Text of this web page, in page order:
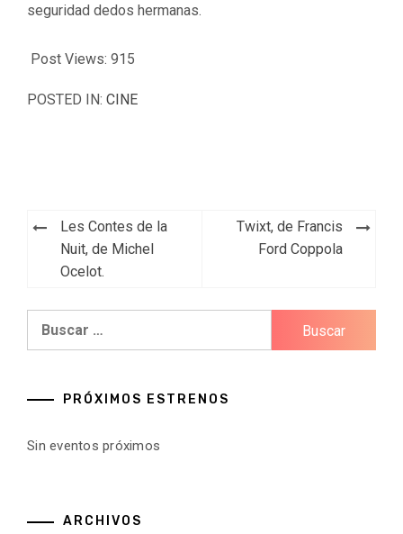
seguridad dedos hermanas.
Post Views: 915
POSTED IN: CINE
Navegación
entradas
Les Contes de la
Nuit, de Michel
Ocelot.
Twixt, de Francis
Ford Coppola
PRÓXIMOS ESTRENOS
Sin eventos próximos
ARCHIVOS